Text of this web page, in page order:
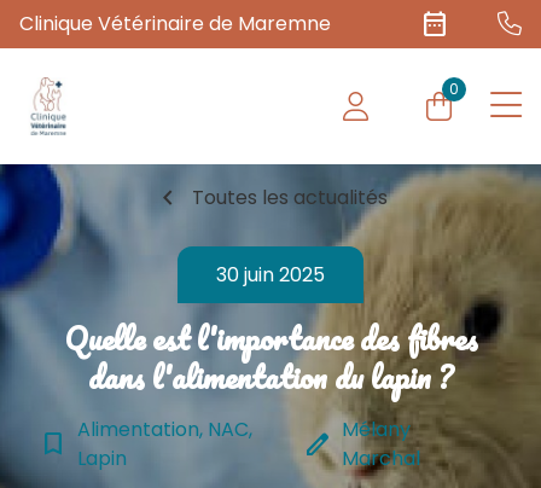
Clinique Vétérinaire de Maremne date_range
0
chevron_left Toutes les actualités
30 juin 2025
Quelle est l'importance des fibres
dans l'alimentation du lapin ?
bookmark_border Alimentation, NAC,
Lapin
edit Mélany
Marchal